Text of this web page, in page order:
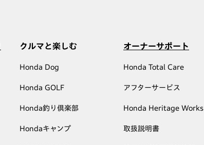
クルマと楽しむ
Honda Dog
Honda GOLF
Honda釣り倶楽部
Hondaキャンプ
オーナーサポート
Honda Total Care
アフターサービス
Honda Heritage Works
取扱説明書